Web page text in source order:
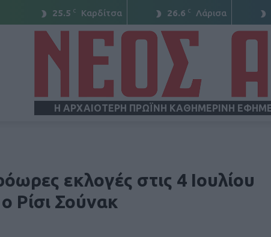
25.5 C Καρδίτσα 26.6 C Λάρισα
Η ΑΡΧΑΙΟΤΕΡΗ ΠΡΩΪΝΗ ΚΑΘΗΜΕΡΙΝΗ
εκλογές στις 4 Ιουλίου
Ρίσι Σούνακ